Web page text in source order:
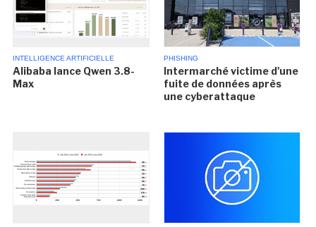
INTELLIGENCE ARTIFICIELLE
Alibaba lance Qwen 3.8-
Max
PHISHING
Intermarché victime d'une
fuite de données après
une cyberattaque